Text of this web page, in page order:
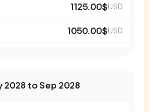
1125.00$USD
1050.00$USD
2028 to Sep 2028